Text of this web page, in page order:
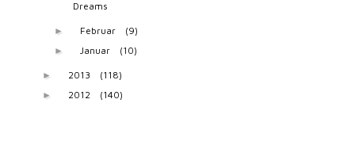
Dreams
► Februar (9)
► Januar (10)
► 2013 (118)
► 2012 (140)